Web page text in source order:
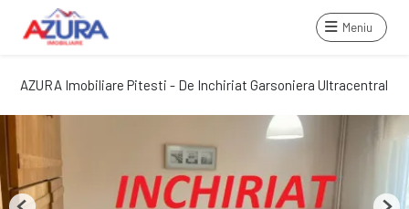
Meniu
AZURA Imobiliare Pitesti - De Inchiriat Garsoniera Ultracentral